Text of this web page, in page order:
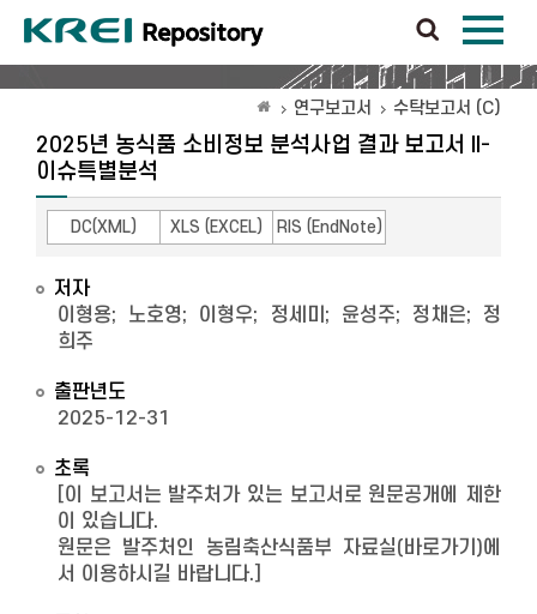
연구보고서 수탁보고서 (C)
2025년 농식품 소비정보 분석사업 결과 보고서 II-
이슈특별분석
DC(XML) XLS (EXCEL) RIS (EndNote)
저자
이형용; 노호영; 이형우; 정세미 ; 윤성주; 정채은; 정
희주
출판년도
2025-12-31
초록
[이 보고서는 발주처가 있는 보고서로 원문공개에 제한
이 있습니다.
원문은 발주처인 농림축산식품부 자료실(바로가기)에
서 이용하시길 바랍니다.]